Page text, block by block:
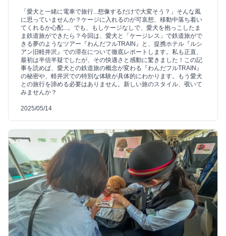
「愛犬と一緒に電車で旅行...想像するだけで大変そう？」そんな風
に思っていませんか？ケージに入れるのが可哀想、移動中落ち着い
てくれるか心配...。でも、もしケージなしで、愛犬を抱っこしたま
ま鉄道旅ができたら？今回は、愛犬と「ケージレス」で鉄道旅がで
きる夢のようなツアー『わんだフルTRAIN』と、提携ホテル『ルシ
アン旧軽井沢』での滞在について徹底レポートします。私も正直、
最初は半信半疑でしたが、その快適さと感動に驚きました！この記
事を読めば、愛犬との鉄道旅の概念が変わる『わんだフルTRAIN』
の秘密や、軽井沢での特別な体験が具体的にわかります。もう愛犬
との旅行を諦める必要はありません。新しい旅のスタイル、覗いて
みませんか？
2025/05/14